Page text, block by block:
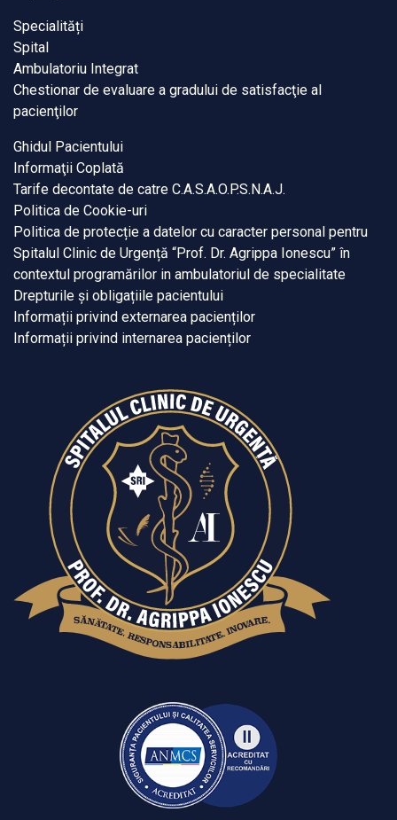
Specialități
Spital
Ambulatoriu Integrat
Chestionar de evaluare a gradului de satisfacţie al
pacienţilor
Ghidul Pacientului
Informaţii Coplată
Tarife decontate de catre C.A.S.A.O.P.S.N.A.J.
Politica de Cookie-uri
Politica de protecție a datelor cu caracter personal pentru
Spitalul Clinic de Urgență “Prof. Dr. Agrippa Ionescu” în
contextul programărilor in ambulatoriul de specialitate
Drepturile și obligațiile pacientului
Informații privind externarea pacienților
Informații privind internarea pacienților